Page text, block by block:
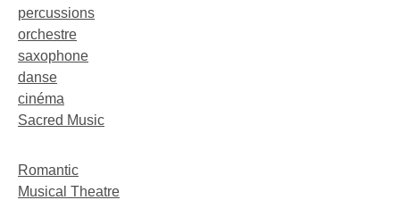
percussions
orchestre
saxophone
danse
cinéma
Sacred Music
Romantic
Musical Theatre